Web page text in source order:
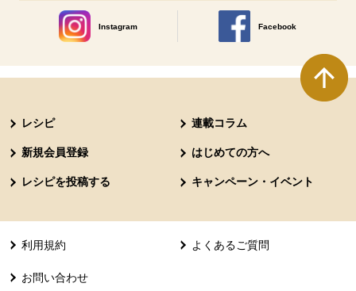
Instagram
別のウィンドウで開きます。
Facebook
別のウィンドウで開きます
レシピ 連載コラム
新規会員登録 はじめての方へ
レシピを投稿する キャンペーン・イベント
利用規約 よくあるご質問
お問い合わせ